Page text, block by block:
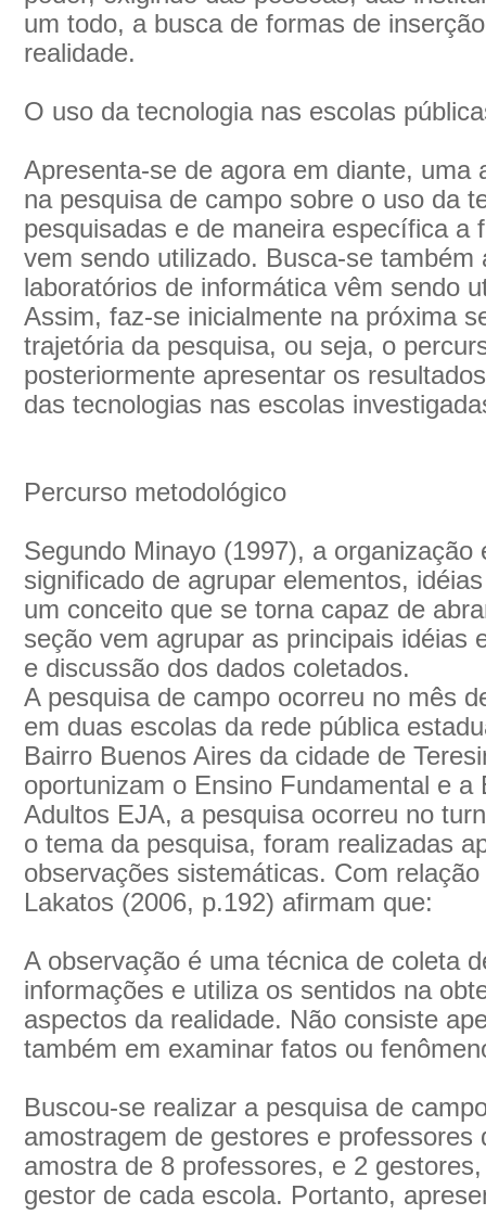
um todo, a busca de formas de
realidade.
O uso da tecnologia nas escolas
Apresenta-se de agora em diante, uma
na pesquisa de campo sobre o uso da
pesquisadas e de maneira específica a
vem sendo utilizado. Busca-se também
laboratórios de informática vêm sendo
Assim, faz-se inicialmente na próxima
trajetória da pesquisa, ou seja, o
posteriormente apresentar os
das tecnologias nas escolas
Percurso metodológico
Segundo Minayo (1997), a
significado de agrupar elementos,
um conceito que se torna capaz de
seção vem agrupar as principais idéias
e discussão dos dados coletados.
A pesquisa de campo ocorreu no mês
em duas escolas da rede pública
Bairro Buenos Aires da cidade de
oportunizam o Ensino Fundamental e a
Adultos EJA, a pesquisa ocorreu no
o tema da pesquisa, foram realizadas
observações sistemáticas. Com
Lakatos (2006, p.192) afirmam que:
A observação é uma técnica de coleta
informações e utiliza os sentidos na
aspectos da realidade. Não consiste
também em examinar fatos ou
Buscou-se realizar a pesquisa de
amostragem de gestores e professores
amostra de 8 professores, e 2
gestor de cada escola. Portanto,